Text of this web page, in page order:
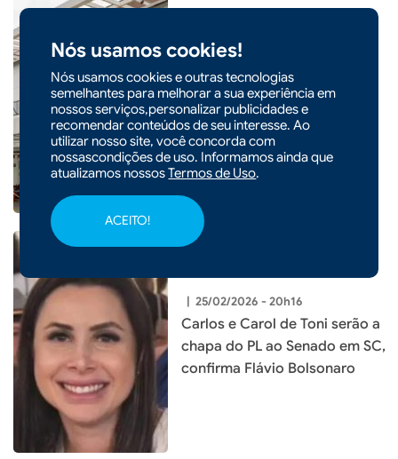
Nós usamos cookies!
Nós usamos cookies e outras tecnologias
semelhantes para melhorar a sua experiência em
nossos serviços,personalizar publicidades e
recomendar conteúdos de seu interesse. Ao
utilizar nosso site, você concorda com
nossascondições de uso. Informamos ainda que
atualizamos nossosTermos de Uso.
ACEITO!
|
Bolsonaro é internado em UTI
hospitalar com
broncopneumonia bilateral
| 25/02/2026 - 20h16
Carlos e Carol de Toni serão a
chapa do PL ao Senado em SC,
confirma Flávio Bolsonaro